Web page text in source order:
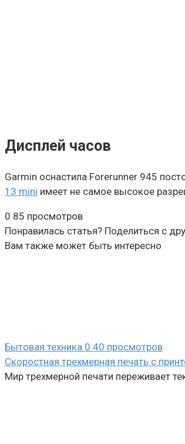
Дисплей часов
Garmin оснастила Forerunner 945
13 mini имеет не самое высокое
0 85 просмотров
Понравилась статья? Поделиться с
Вам также может быть интересно
Бытовая техника 0 40 просмотров
Скоростная трехмерная печать с
Мир трехмерной печати переживает